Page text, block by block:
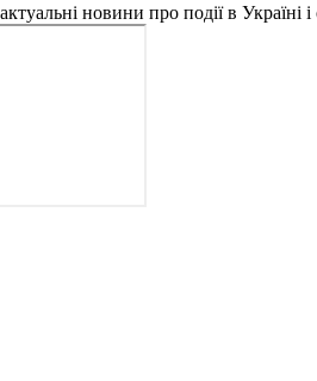
новини про події в Україні